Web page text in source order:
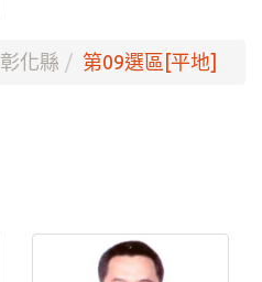
彰化縣 第09選區[平地]